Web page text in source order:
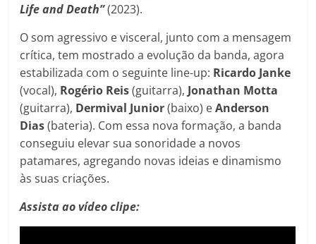
Life and Death”(2023).
O som agressivo e visceral, junto com a mensagem
crítica, tem mostrado a evolução da banda, agora
estabilizada com o seguinte line-up: Ricardo Janke
(vocal), Rogério Reis(guitarra), Jonathan Motta
(guitarra), Dermival Junior(baixo) eAnderson
Dias(bateria). Com essa nova formação, a banda
conseguiu elevar sua sonoridade a novos
patamares, agregando novas ideias e dinamismo
às suas criações.
Assista ao vídeo clipe: